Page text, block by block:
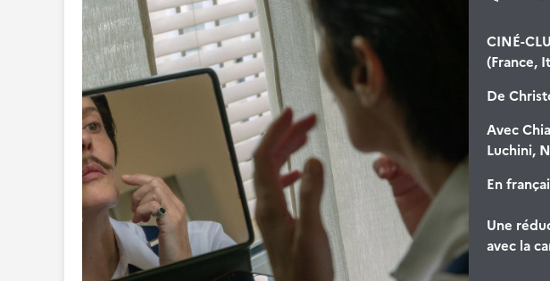
CINÉ-
(France,
De
Avec
Luchini,
En
Une
avec la